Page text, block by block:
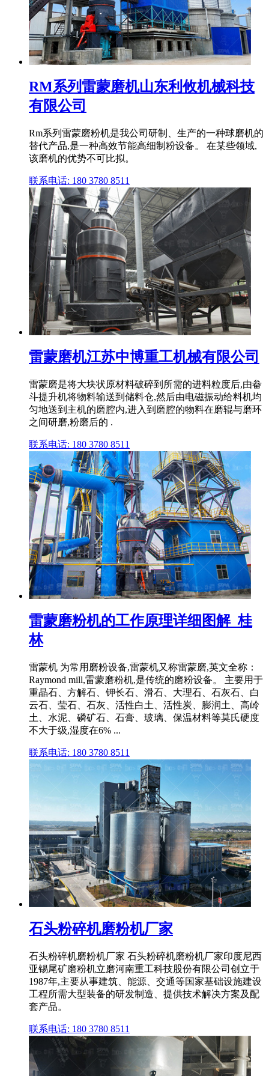
RM系列雷蒙磨机山东利攸机械科技
有限公司
Rm系列雷蒙磨粉机是我公司研制、生产的一种球磨机的
替代产品,是一种高效节能高细制粉设备。 在某些领域,
该磨机的优势不可比拟。
联系电话: 180 3780 8511
雷蒙磨机江苏中博重工机械有限公司
雷蒙磨是将大块状原材料破碎到所需的进料粒度后,由畚
斗提升机将物料输送到储料仓,然后由电磁振动给料机均
匀地送到主机的磨腔内,进入到磨腔的物料在磨辊与磨环
之间研磨,粉磨后的 .
联系电话: 180 3780 8511
雷蒙磨粉机的工作原理详细图解_桂
林
雷蒙机 为常用磨粉设备,雷蒙机又称雷蒙磨,英文全称：
Raymond mill,雷蒙磨粉机,是传统的磨粉设备。 主要用于
重晶石、方解石、钾长石、滑石、大理石、石灰石、白
云石、莹石、石灰、活性白土、活性炭、膨润土、高岭
土、水泥、磷矿石、石膏、玻璃、保温材料等莫氏硬度
不大于级,湿度在6% ...
联系电话: 180 3780 8511
石头粉碎机磨粉机厂家
石头粉碎机磨粉机厂家 石头粉碎机磨粉机厂家印度尼西
亚锡尾矿磨粉机立磨河南重工科技股份有限公司创立于
1987年,主要从事建筑、能源、交通等国家基础设施建设
工程所需大型装备的研发制造、提供技术解决方案及配
套产品。
联系电话: 180 3780 8511